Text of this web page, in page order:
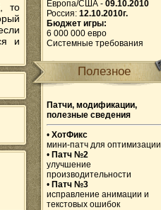
то
и
Европа/США - 09.10.2010
Россия: 12.10.2010г.
Бюджет игры:
6 000 000 евро
Системные требования
Полезное
Патчи, модификации,
полезные сведения
• ХотФикс
мини-патч для оптимизации
• Патч №2
улучшение
производительности
• Патч №3
исправление анимации и
текстовых ошибок